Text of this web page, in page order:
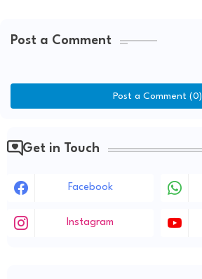
Post a Comment
Post a Comment (0)
Get in Touch
Facebook
Instagram